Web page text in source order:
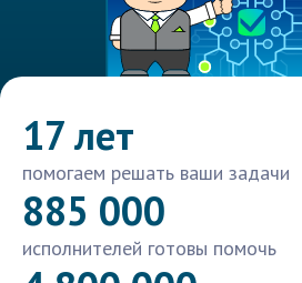
17 лет
помогаем решать ваши задачи
885 000
исполнителей готовы помочь